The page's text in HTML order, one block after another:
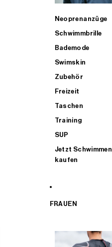
Neoprenanzüge
Schwimmbrille
Bademode
Swimskin
Zubehör
Freizeit
Taschen
Training
SUP
Jetzt Schwimmen
kaufen
FRAUEN